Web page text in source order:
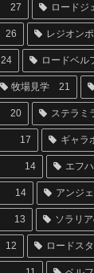
27 ロードジ
26 レジオン
24 ロードベル
牧場見学 21
20 ステラミ
17 ギャラ
14 エフ
14 アンジ
13 ソラリ
12 ロードス